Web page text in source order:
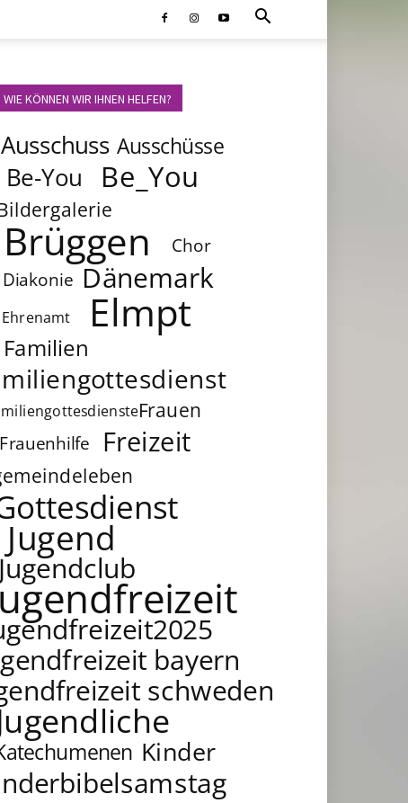
WIE KÖNNEN WIR IHNEN HELFEN?
Ausschuss Ausschüsse
Be-You Be_You
Brüggen
Chor
Diakonie Dänemark
Ehrenamt Elmpt
Familien
Frauen
Frauenhilfe Freizeit
Jugend
Jugendclub
bayern
schweden
Kinder